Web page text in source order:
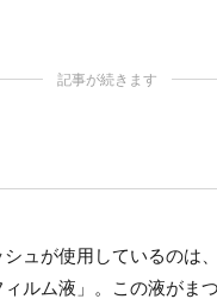
記事が続きます
ュが使用しているのは
ルム液」。この液がま